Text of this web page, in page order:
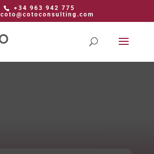
+34 963 942 775
coto@cotoconsulting.com